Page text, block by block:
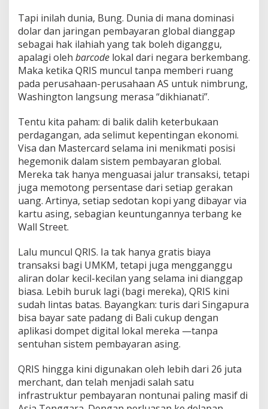
Tapi inilah dunia, Bung. Dunia di mana dominasi
dolar dan jaringan pembayaran global dianggap
sebagai hak ilahiah yang tak boleh diganggu,
apalagi oleh barcode lokal dari negara berkembang.
Maka ketika QRIS muncul tanpa memberi ruang
pada perusahaan-perusahaan AS untuk nimbrung,
Washington langsung merasa “dikhianati”.
Tentu kita paham: di balik dalih keterbukaan
perdagangan, ada selimut kepentingan ekonomi.
Visa dan Mastercard selama ini menikmati posisi
hegemonik dalam sistem pembayaran global.
Mereka tak hanya menguasai jalur transaksi, tetapi
juga memotong persentase dari setiap gerakan
uang. Artinya, setiap sedotan kopi yang dibayar via
kartu asing, sebagian keuntungannya terbang ke
Wall Street.
Lalu muncul QRIS. Ia tak hanya gratis biaya
transaksi bagi UMKM, tetapi juga mengganggu
aliran dolar kecil-kecilan yang selama ini dianggap
biasa. Lebih buruk lagi (bagi mereka), QRIS kini
sudah lintas batas. Bayangkan: turis dari Singapura
bisa bayar sate padang di Bali cukup dengan
aplikasi dompet digital lokal mereka —tanpa
sentuhan sistem pembayaran asing.
QRIS hingga kini digunakan oleh lebih dari 26 juta
merchant, dan telah menjadi salah satu
infrastruktur pembayaran nontunai paling masif di